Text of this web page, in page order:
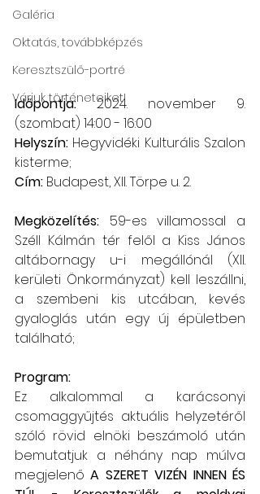
Galéria
Oktatás, továbbképzés
Keresztszülő-portré
Várjuk történeteiket!
Időpontja: 2024. november 9.
(szombat) 14:00 - 16:00
Helyszín: Hegyvidéki Kulturális Szalon
kisterme;
Cím: Budapest, XII. Törpe u. 2.
Megközelítés: 59-es villamossal a
Széll Kálmán tér felől a Kiss János
altábornagy u-i megállónál (XII.
kerületi Önkormányzat) kell leszállni,
a szembeni kis utcában, kevés
gyaloglás után egy új épületben
található;
Program:
Ez alkalommal a karácsonyi
csomaggyűjtés aktuális helyzetéről
szóló rövid elnöki beszámoló után
bemutatjuk a néhány nap múlva
megjelenő A SZERET VIZÉN INNEN ÉS